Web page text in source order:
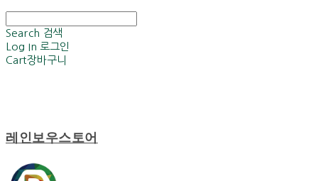
Search 검색
Log In 로그인
Cart장바구니
레인보우스토어